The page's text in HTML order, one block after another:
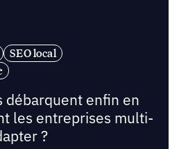
SEO local
débarquent enfin en
les entreprises multi-
?